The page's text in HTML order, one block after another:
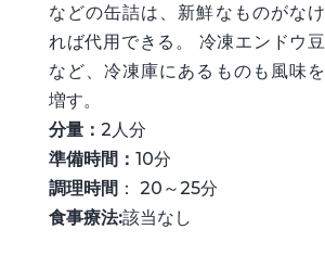
などの缶詰は、新鮮なものがなけ
れば代用できる。 冷凍エンドウ豆
など、冷凍庫にあるものも風味を
増す。
分量： 2人分
準備時間： 10分
調理時間 ： 20～25分
食事療法:該当なし